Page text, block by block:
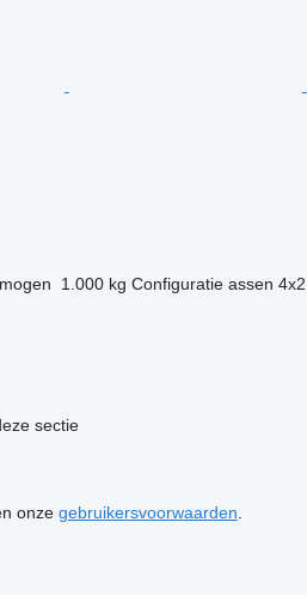
1.000 kg Configuratie assen 4x2
sectie
onze gebruikersvoorwaarden